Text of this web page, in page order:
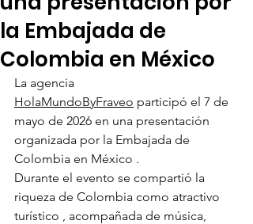
la Embajada de
Colombia en México
La agencia
HolaMundoByFraveo participó el 7 de
mayo de 2026 en una presentación
organizada por la Embajada de
Colombia en México .
Durante el evento se compartió la
riqueza de Colombia como atractivo
turístico , acompañada de música,